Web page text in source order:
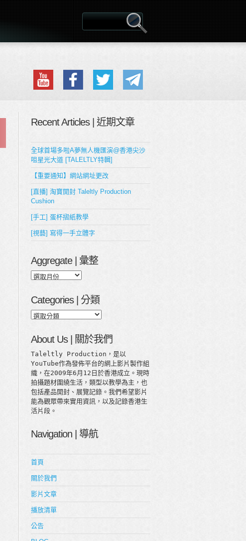
Recent Articles | 近期文章
全球首場多啦A夢無人機匯演@香港尖沙
咀星光大道 [TALELTLY特輯]
【重要通知】網站網址更改
[直播] 淘寶開封 Taleltly Production
Cushion
[手工] 蛋杯摺紙教學
[視藝] 寫得一手立體字
Aggregate | 彙整
Aggregate
整
Categories | 分類
Categories
類
About Us | 關於我們
Taleltly Production，是以
YouTube作為發佈平台的網上影片製作組
織，在2009年6月12日於香港成立。現時
拍攝題材圍繞生活，類型以教學為主，也
包括產品開封、展覽記錄。我們希望影片
能為觀眾帶來實用資訊，以及記錄香港生
活片段。
Navigation | 導航
首頁
關於我們
影片文章
播放清單
公告